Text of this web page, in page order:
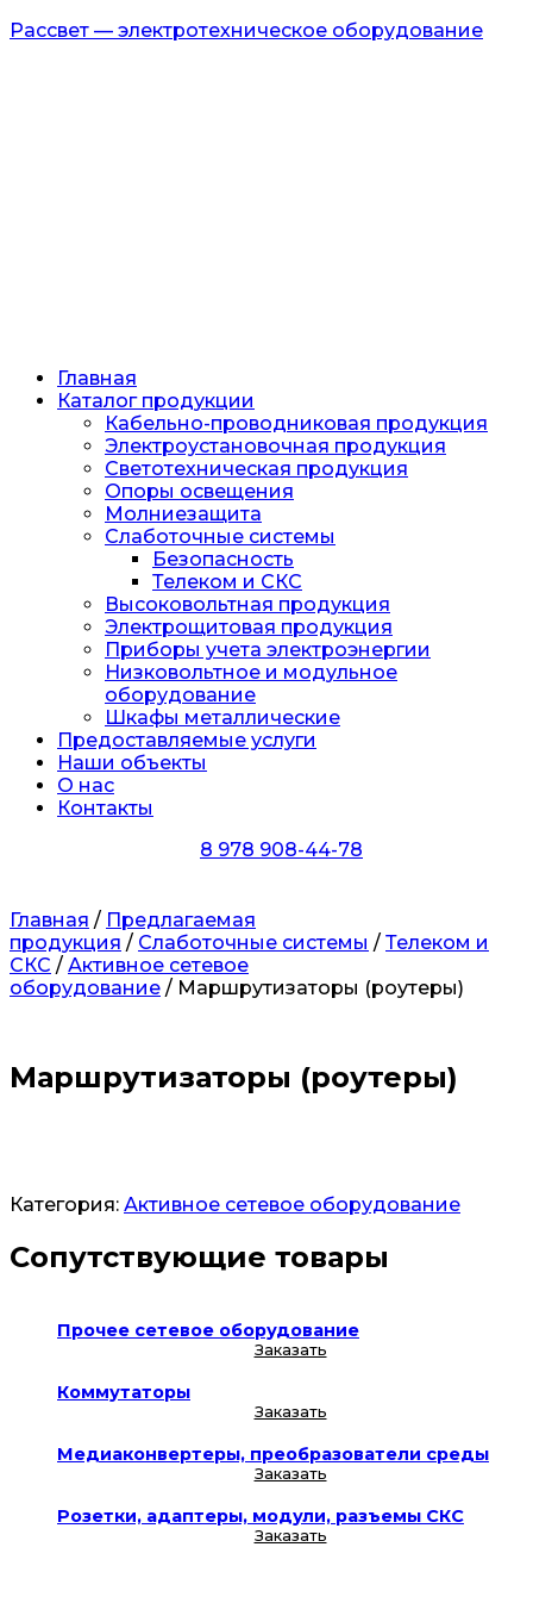
Рассвет — электротехническое оборудование
Главная
Каталог продукции
Кабельно-проводниковая продукция
Электроустановочная продукция
Светотехническая продукция
Опоры освещения
Молниезащита
Слаботочные системы
Безопасность
Телеком и СКС
Высоковольтная продукция
Электрощитовая продукция
Приборы учета электроэнергии
Низковольтное и модульное
оборудование
Шкафы металлические
Предоставляемые услуги
Наши объекты
О нас
Контакты
8 978 908-44-78
Главная / Предлагаемая
продукция / Слаботочные системы / Телеком и
СКС / Активное сетевое
оборудование / Маршрутизаторы (роутеры)
Маршрутизаторы (роутеры)
Категория: Активное сетевое оборудование
Сопутствующие товары
Прочее сетевое оборудование
Заказать
Коммутаторы
Заказать
Медиаконвертеры, преобразователи среды
Заказать
Розетки, адаптеры, модули, разъемы СКС
Заказать